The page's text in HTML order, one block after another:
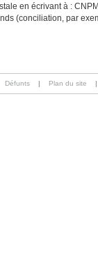
en écrivant à :
(conciliation, par
Défunts | Plan du site |